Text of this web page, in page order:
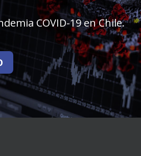
COVID-19 en Chile.